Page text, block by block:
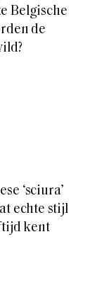
Belgische
de
‘sciura’
echte stijl
kent